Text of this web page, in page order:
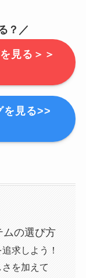
？／
見る＞＞
を見る>>
ムの選び方
求しよう！
を加えて